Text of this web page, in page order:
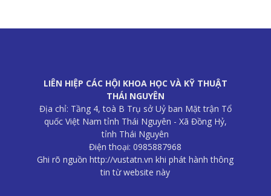
LIÊN HIỆP CÁC HỘI KHOA HỌC VÀ KỸ THUẬT
THÁI NGUYÊN
Địa chỉ: Tầng 4, toà B Trụ sở Uỷ ban Mặt trận Tổ
quốc Việt Nam tỉnh Thái Nguyên - Xã Đồng Hỷ,
tỉnh Thái Nguyên
Điện thoại: 0985887968
Ghi rõ nguồn http://vustatn.vn khi phát hành thông
tin từ website này